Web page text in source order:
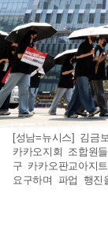
[성남=뉴시스] 김금
카카오지회 조합원
구 카카오판교아지
요구하며 파업 행진